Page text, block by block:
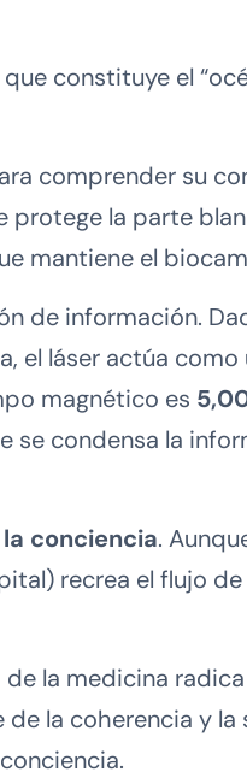
constituye el
comprender su
protege la parte
mantiene el
de información.
el láser actúa
magnético es
se condensa la
conciencia.
recrea el flujo
la medicina
la coherencia y